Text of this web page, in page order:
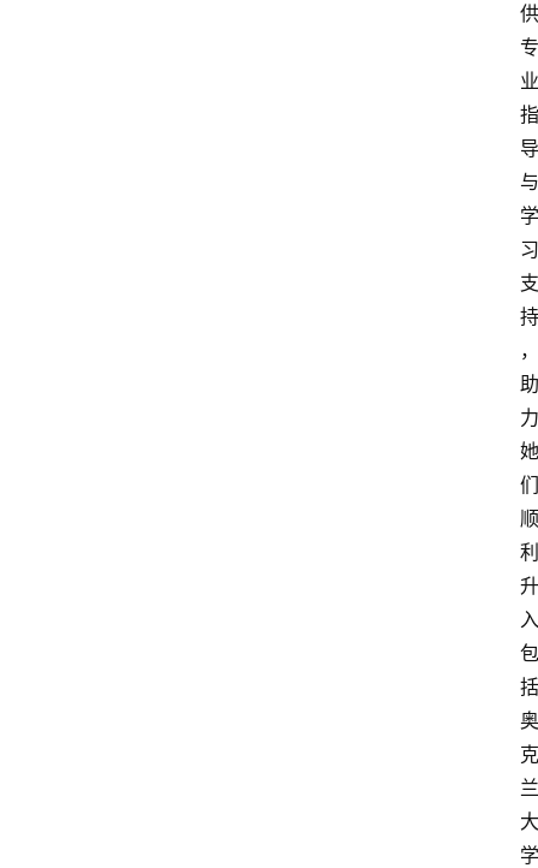
供
专
业
指
导
与
学
习
支
持
，
助
力
她
们
顺
利
升
入
包
括
奥
克
兰
大
学